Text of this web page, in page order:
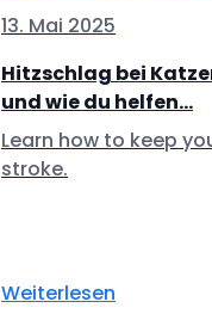
13. Mai 2025
Hitzschlag bei
und wie du helfen...
Learn how to keep
stroke.
Weiterlesen